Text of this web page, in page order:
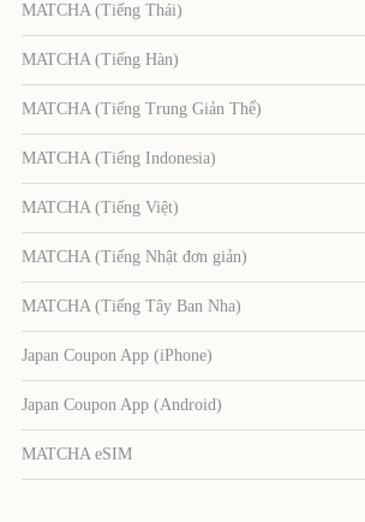
MATCHA (Tiếng Thái)
MATCHA (Tiếng Hàn)
MATCHA (Tiếng Trung Giản Thể)
MATCHA (Tiếng Indonesia)
MATCHA (Tiếng Việt)
MATCHA (Tiếng Nhật đơn giản)
MATCHA (Tiếng Tây Ban Nha)
Japan Coupon App (iPhone)
Japan Coupon App (Android)
MATCHA eSIM